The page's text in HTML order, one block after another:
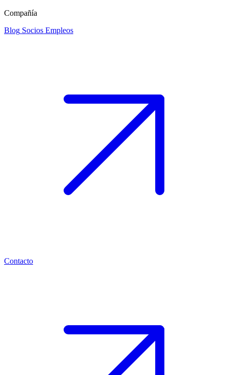
Compañía
Blog Socios Empleos
Contacto